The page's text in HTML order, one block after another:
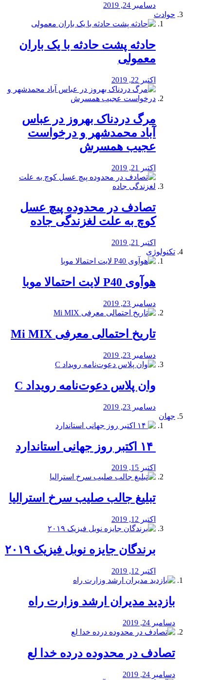
دسامبر 24, 2019
حوادث
️حادثه پشت حادثه با یک باران
معمولی
اکتبر 22, 2019
مرگ دردناک بهروز در عباس
آباد محمدشهر و درخواست
عجیب همسرش
اکتبر 21, 2019
تصادف در محدوده پیچ عسل
کوچ به علت لغزندگی جاده
اکتبر 21, 2019
تکنولوژی
هوآوی P40 لایت احتمالا موبا
دسامبر 23, 2019
تاریخ احتمالی معرفی Mi MIX
دسامبر 23, 2019
وان پلاس دعوت‌نامه رویداد C
دسامبر 23, 2019
جهان
اکتبر 15, 2019
تبلیغ جالب صلیب سرخ استرالیا
اکتبر 12, 2019
برندگان جایزه نوبل فیزیک ۲۰۱۹
اکتبر 12, 2019
بازدید مدیران ارشد وزارت راه
دسامبر 24, 2019
تصادف در محدوده درده خدا لع
دسامبر 24, 2019